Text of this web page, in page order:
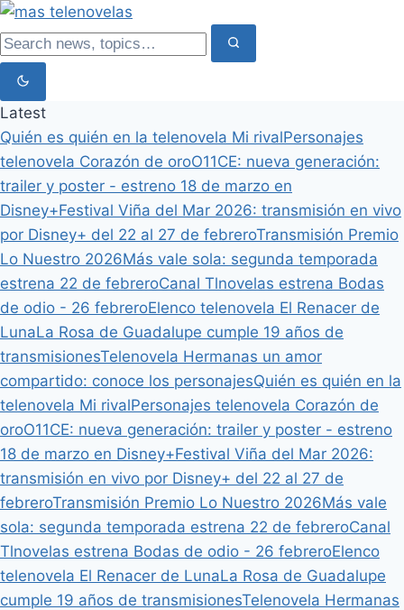
Latest
Quién es quién en la telenovela Mi rivalPersonajes
telenovela Corazón de oroO11CE: nueva generación:
trailer y poster - estreno 18 de marzo en
Disney+Festival Viña del Mar 2026: transmisión en vivo
por Disney+ del 22 al 27 de febreroTransmisión Premio
Lo Nuestro 2026Más vale sola: segunda temporada
estrena 22 de febreroCanal Tlnovelas estrena Bodas
de odio - 26 febreroElenco telenovela El Renacer de
LunaLa Rosa de Guadalupe cumple 19 años de
transmisionesTelenovela Hermanas un amor
compartido: conoce los personajesQuién es quién en la
telenovela Mi rivalPersonajes telenovela Corazón de
oroO11CE: nueva generación: trailer y poster - estreno
18 de marzo en Disney+Festival Viña del Mar 2026:
transmisión en vivo por Disney+ del 22 al 27 de
febreroTransmisión Premio Lo Nuestro 2026Más vale
sola: segunda temporada estrena 22 de febreroCanal
Tlnovelas estrena Bodas de odio - 26 febreroElenco
telenovela El Renacer de LunaLa Rosa de Guadalupe
cumple 19 años de transmisionesTelenovela Hermanas